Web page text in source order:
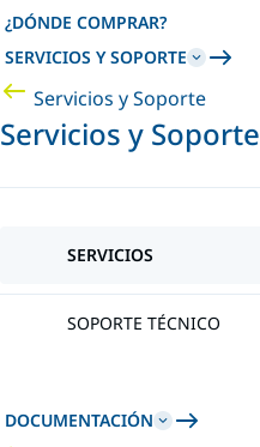
¿DÓNDE COMPRAR?
SERVICIOS Y SOPORTE
Servicios y Soporte
Servicios y Soporte
SERVICIOS
SOPORTE TÉCNICO
DOCUMENTACIÓN